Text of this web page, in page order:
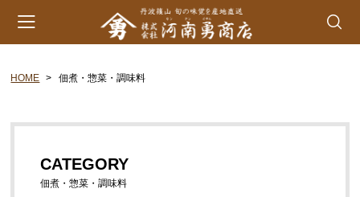
カテゴリー
丹波山の芋
HOME 佃煮・惣菜・調味料
CATEGORY
佃煮・惣菜・調味料